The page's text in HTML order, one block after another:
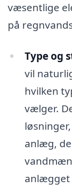
væsentlige
på
Type og
vil
hvilken
vælger.
anlæg,
anlægget